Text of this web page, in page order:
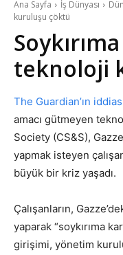
Ana Sayfa İş Dünyası
kuruluşu çöktü
teknoloji
The Guardian’ın
amacı gütmeyen
Society (CS&S),
yapmak isteyen
büyük bir kriz yaşadı.
Çalışanların,
yaparak “soykırıma
girişimi, yönetim